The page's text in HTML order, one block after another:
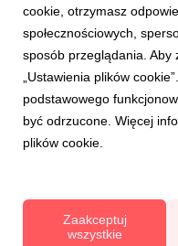
JAGODOWA SZTAFETA
Po truskawce czas
Sztafeta nabiera
25 czerwca 2026
Bieganie i nordic
to pomysł, który
zwolenników. Po
się 12 lipca w Olcho...
cookie, otrzymasz
społecznościowych,
sposób przeglądania. Aby
„Ustawienia plików
podstawowego
być odrzucone. Więcej
plików cookie.
Zaakceptuj
wszystkie